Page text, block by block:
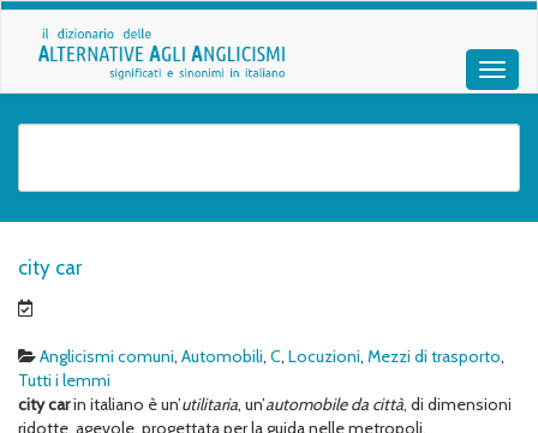
city car
Anglicismi comuni, Automobili, C, Locuzioni, Mezzi di trasporto,
Tutti i lemmi
city carin italiano è un’utilitaria, un’automobile da città, di dimensioni
ridotte, agevole, progettata per la guida nelle metropoli.